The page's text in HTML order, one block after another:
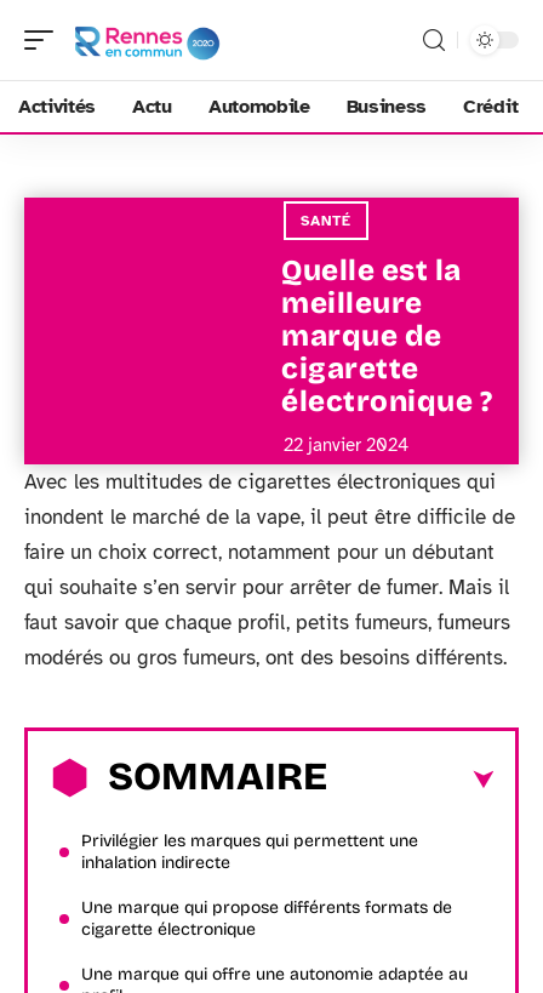
Activités Actu Automobile Business Crédit
SANTÉ
Quelle est la
meilleure
marque de
cigarette
électronique ?
22 janvier 2024
Avec les multitudes de cigarettes électroniques qui
inondent le marché de la vape, il peut être difficile de
faire un choix correct, notamment pour un débutant
qui souhaite s’en servir pour arrêter de fumer. Mais il
faut savoir que chaque profil, petits fumeurs, fumeurs
modérés ou gros fumeurs, ont des besoins différents.
SOMMAIRE
Privilégier les marques qui permettent une
inhalation indirecte
Une marque qui propose différents formats de
cigarette électronique
Une marque qui offre une autonomie adaptée au